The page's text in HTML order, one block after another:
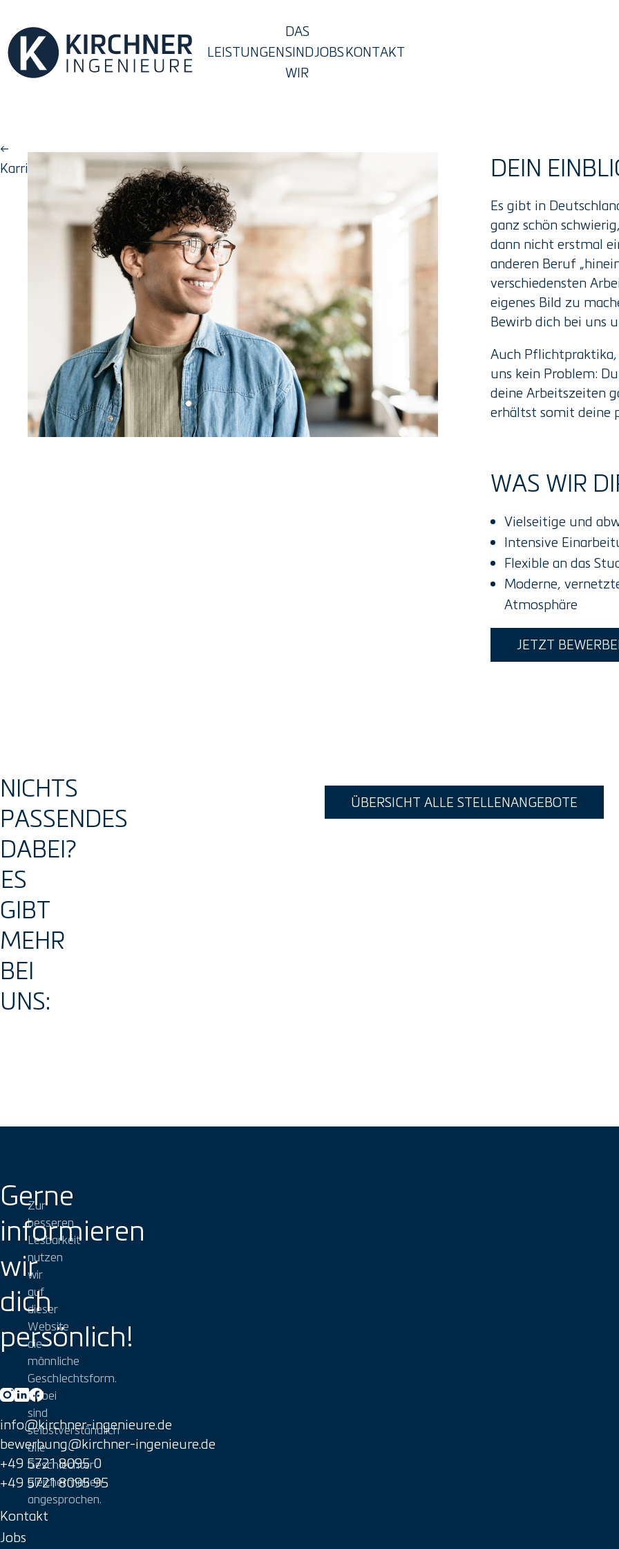
LEISTUNGEN
DAS
SIND
WIR
JOBSKONTAKT
←
KarrierePRAKTIKUM DEIN
Es gibt in
ganz schön
dann nicht erstmal
anderen Beruf
verschiedensten
eigenes Bild zu
Bewirb dich bei uns
Auch Pflichtpraktika,
uns kein Problem:
deine Arbeitszeiten
erhältst somit deine
WAS WIR
Vielseitige und
Intensive
Flexible an das
Moderne,
Atmosphäre
JETZT
NICHTS
PASSENDES
DABEI?
ES
GIBT
MEHR
BEI
UNS:
ÜBERSICHT ALLE STELLENANGEBOTE
Gerne
informieren
wir
dich
persönlich!
info@kirchner-ingenieure.de
bewerbung@kirchner-ingenieure.de
+49 5721 8095 0
+49 5721 8095 95
Kontakt
Jobs
Zur
besseren
Lesbarkeit
nutzen
wir
auf
dieser
Website
die
männliche
Geschlechtsform.
Dabei
sind
selbstverständlich
alle
Geschlechter
gleichermaßen
angesprochen.